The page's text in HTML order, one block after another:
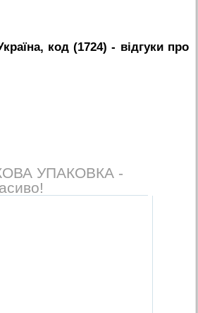
код (1724) - вiдгуки про
УПАКОВКА -